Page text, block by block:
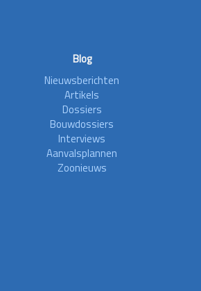
Blog
Nieuwsberichten
Artikels
Dossiers
Bouwdossiers
Interviews
Aanvalsplannen
Zoonieuws